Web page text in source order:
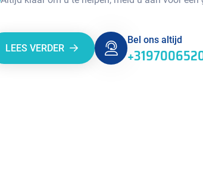
LEES VERDER
Bel ons altijd